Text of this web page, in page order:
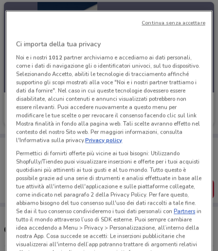
BMW
5.7 km
Porta DoveConviene sempre con te!
Puoi trovare le migliori offerte dei negozi vicino a te,
salvarle e creare la tua lista del risparmio, comodamente
dal tuo cellulare.
SCARICA L’APP
Concessionari BMW nelle vicinanze
Ci importa della tua privacy
Noi e i nostri 1012partner archiviamo e accediamo ai dati personali,
come i dati di navigazione gli o identificatori univoci, sul tuo dispositivo.
Selezionando Accetto, abiliti le tecnologie di tracciamento affinché
supportino gli scopi mostrati alla voce "Noi e i nostri partner trattiamo i
dati da fornire". Nel caso in cui queste tecnologie dovessero essere
disabilitate, alcuni contenuti e annunci visualizzati potrebbero non
essere rilevanti. Puoi accedere nuovamente a questo menu per
modificare le tue scelte o per revocare il consenso facendo clic sul link
Mostra finalità in fondo alla pagina web. Tali scelte avranno effetto nel
contesto del nostro Sito web. Per maggiori informazioni, consulta
l'Informativa sulla privacy.Privacy policy
Permettici di fornirti offerte più vicine ai tuoi bisogni: Utilizzando
Shopfully/Tiendeo puoi visualizzare inserzioni e offerte per i tuoi acquisti
quotidiani più attinenti ai tuoi gusti e al tuo mondo. Tutto questo è
possibile grazie ad una serie di strumenti e analisi effettuate in base alle
tue attività all'interno dell'applicazione e sulle piattaforme collegate,
come indicato nel paragrafo 2 della Privacy Policy. Per fare questo,
abbiamo bisogno del tuo consenso sull'uso dei dati raccolti a tale fine.
Se dai il tuo consenso condivideremo i tuoi dati personali conPartnersin
tutto il mondo attraverso l’uso di SDK esterne. Puoi sempre cambiare
idea accedendo a Menu > Privacy > Personalizzazione, all’interno della
nostra App. Cosa succede se accetti: Le inserzioni pubblicitarie che
visualizzerai all'interno dell’app potranno trattare di argomenti relativi
Continua senza accettare